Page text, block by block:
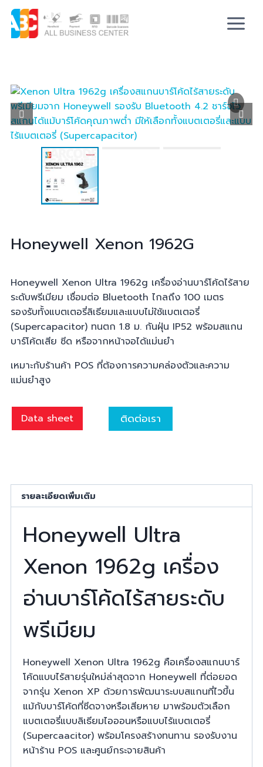
Honeywell Xenon 1962G
Honeywell Xenon Ultra 1962g เครื่องอ่านบาร์โค้ดไร้สาย
ระดับพรีเมียม เชื่อมต่อ Bluetooth ไกลถึง 100 เมตร
รองรับทั้งแบตเตอรี่ลิเธียมและแบบไม่ใช้แบตเตอรี่
(Supercapacitor) ทนตก 1.8 ม. กันฝุ่น IP52 พร้อมสแกน
บาร์โค้ดเสีย ซีด หรือจากหน้าจอได้แม่นยำ
เหมาะกับร้านค้า POS ที่ต้องการความคล่องตัวและความ
แม่นยำสูง
Data sheet ติดต่อเรา
รายละเอียดเพิ่มเติม
Honeywell Ultra
Xenon 1962g เครื่อง
อ่านบาร์โค้ดไร้สายระดับ
พรีเมียม
Honeywell Xenon Ultra 1962g คือเครื่องสแกนบาร์
โค้ดแบบไร้สายรุ่นใหม่ล่าสุดจาก Honeywell ที่ต่อยอด
จากรุ่น Xenon XP ด้วยการพัฒนาระบบสแกนที่ไวขึ้น
แม้กับบาร์โค้ดที่ซีดจางหรือเสียหาย มาพร้อมตัวเลือก
แบตเตอรี่แบบลิเธียมไอออนหรือแบบไร้แบตเตอรี่
(Supercaacitor) พร้อมโครงสร้างทนทาน รองรับงาน
หน้าร้าน POS และศูนย์กระจายสินค้า